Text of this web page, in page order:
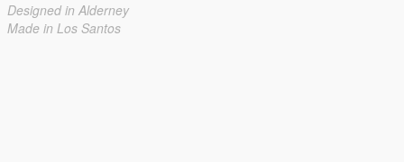
Designed in Alderney
Made in Los Santos